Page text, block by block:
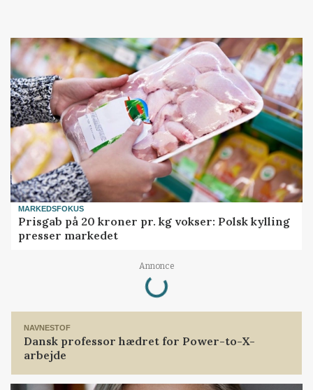
MARKEDSFOKUS
Prisgab på 20 kroner pr. kg vokser: Polsk kylling
presser markedet
Annonce
Loading...
NAVNESTOF
Dansk professor hædret for Power-to-X-
arbejde